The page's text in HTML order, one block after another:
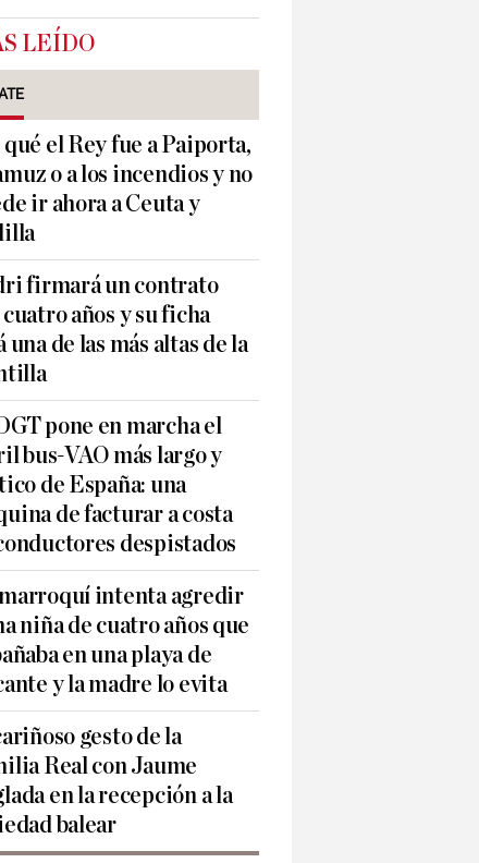
LEÍDO
qué el Rey fue a Paiporta,
o a los incendios y no
ir ahora a Ceuta y
firmará un contrato
años y su ficha
una de las más altas de la
pone en marcha el
bus-VAO más largo y
de España: una
de facturar a costa
despistados
intenta agredir
niña de cuatro años que
en una playa de
y la madre lo evita
gesto de la
Real con Jaume
en la recepción a la
balear